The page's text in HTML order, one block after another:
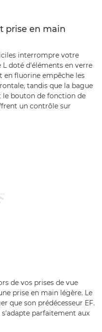
prise en main
interrompre votre
doté d'éléments en verre
en fluorine empêche les
tandis que la bague
le bouton de fonction de
un contrôle sur
de vos prises de vue
prise en main légère. Le
que son prédécesseur EF.
parfaitement aux